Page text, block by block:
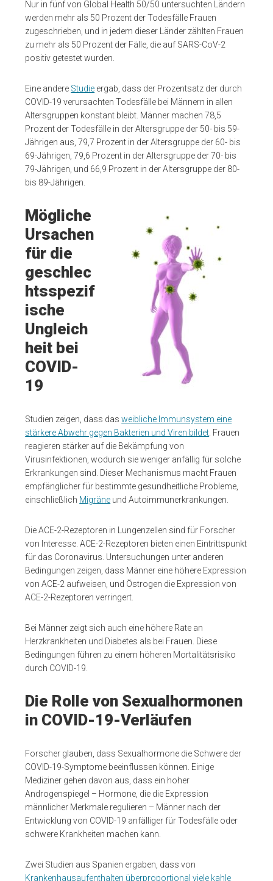
Nur in fünf von Global Health 50/50 untersuchten Ländern
werden mehr als 50 Prozent der Todesfälle Frauen
zugeschrieben, und in jedem dieser Länder zählten Frauen
zu mehr als 50 Prozent der Fälle, die auf SARS-CoV-2
positiv getestet wurden.
Eine andere Studie ergab, dass der Prozentsatz der durch
COVID-19 verursachten Todesfälle bei Männern in allen
Altersgruppen konstant bleibt. Männer machen 78,5
Prozent der Todesfälle in der Altersgruppe der 50- bis 59-
Jährigen aus, 79,7 Prozent in der Altersgruppe der 60- bis
69-Jährigen, 79,6 Prozent in der Altersgruppe der 70- bis
79-Jährigen, und 66,9 Prozent in der Altersgruppe der 80-
bis 89-Jährigen.
Mögliche
Ursachen
für die
geschlec
htsspezif
ische
Ungleich
heit bei
COVID-
19
Studien zeigen, dass dasweibliche Immunsystem eine
stärkere Abwehr gegen Bakterien und Viren bildet . Frauen
reagieren stärker auf die Bekämpfung von
Virusinfektionen, wodurch sie weniger anfällig für solche
Erkrankungen sind. Dieser Mechanismus macht Frauen
empfänglicher für bestimmte gesundheitliche Probleme,
einschließlich Migräne und Autoimmunerkrankungen.
Die ACE-2-Rezeptoren in Lungenzellen sind für Forscher
von Interesse. ACE-2-Rezeptoren bieten einen Eintrittspunkt
für das Coronavirus. Untersuchungen unter anderen
Bedingungen zeigen, dass Männer eine höhere Expression
von ACE-2 aufweisen, und Östrogen die Expression von
ACE-2-Rezeptoren verringert.
Bei Männer zeigt sich auch eine höhere Rate an
Herzkrankheiten und Diabetes als bei Frauen. Diese
Bedingungen führen zu einem höheren Mortalitätsrisiko
durch COVID-19.
Die Rolle von Sexualhormonen
in COVID-19-Verläufen
Forscher glauben, dass Sexualhormone die Schwere der
COVID-19-Symptome beeinflussen können. Einige
Mediziner gehen davon aus, dass ein hoher
Androgenspiegel – Hormone, die die Expression
männlicher Merkmale regulieren – Männer nach der
Entwicklung von COVID-19 anfälliger für Todesfälle oder
schwere Krankheiten machen kann.
Zwei Studien aus Spanien ergaben, dass von
Krankenhausaufenthalten überproportional viele kahle